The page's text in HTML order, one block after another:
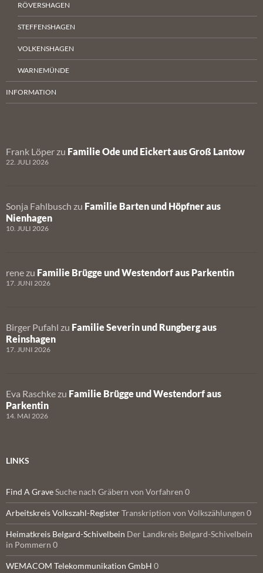
RÖVERSHAGEN
STEFFENSHAGEN
VOLKENSHAGEN
WARNEMÜNDE
INFORMATION
Frank Löper zu Familie Ode und Eickert aus Groß Lantow
22. JULI 2026
Sonja Fahlbusch zu Familie Barten und Höpfner aus
Nienhagen
10. JULI 2026
rene zu Familie Brügge und Westendorf aus Parkentin
17. JUNI 2026
Birger Pufahl zu Familie Severin und Rungberg aus
Reinshagen
17. JUNI 2026
Eva Raschke zu Familie Brügge und Westendorf aus
Parkentin
14. MAI 2026
LINKS
Find A GraveSuche nach Gräbern von Vorfahren 0
Arbeitskreis Volkszahl-RegisterTranskription von Volkszählungen 0
Heimatkreis Belgard-Schivelbein Der Landkreis Belgard-Schivelbein
in Pommern 0
WEMACOM Telekommunikation GmbH 0